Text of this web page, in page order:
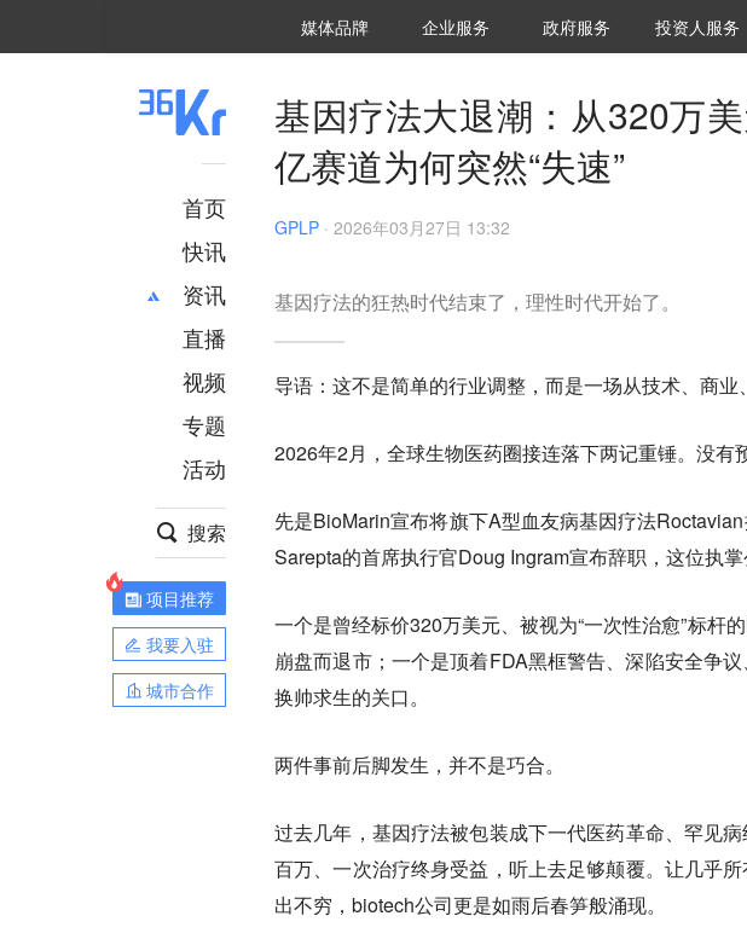
媒体品牌 36Kr研究院
企业服务 城市之窗
政府服务 VClub投资机构
投资机构职位推
投资人服务
首页
快讯
资讯
推荐
财经
项目推荐
安徽
直播
视频
专题
活动
搜索
项目推荐
我要入驻
城市合作
基因疗法大退潮：从320万
亿赛道为何突然“失速”
GPLP · 2026年03月27日 13:32
基因疗法的狂热时代结束了，理性时代开始了。
导语：这不是简单的行业调整，而是一场从技术、商业
2026年2月，全球生物医药圈接连落下两记重锤。没有
先是BioMarin宣布将旗下A型血友病基因疗法
Sarepta的首席执行官Doug Ingram宣布辞职，这位执掌
一个是曾经标价320万美元、被视为“一次性治愈”标杆
崩盘而退市；一个是顶着FDA黑框警告、深陷安全争
换帅求生的关口。
两件事前后脚发生，并不是巧合。
过去几年，基因疗法被包装成下一代医药革命、罕见
百万、一次治疗终身受益，听上去足够颠覆。让几乎
出不穷，biotech公司更是如雨后春笋般涌现。